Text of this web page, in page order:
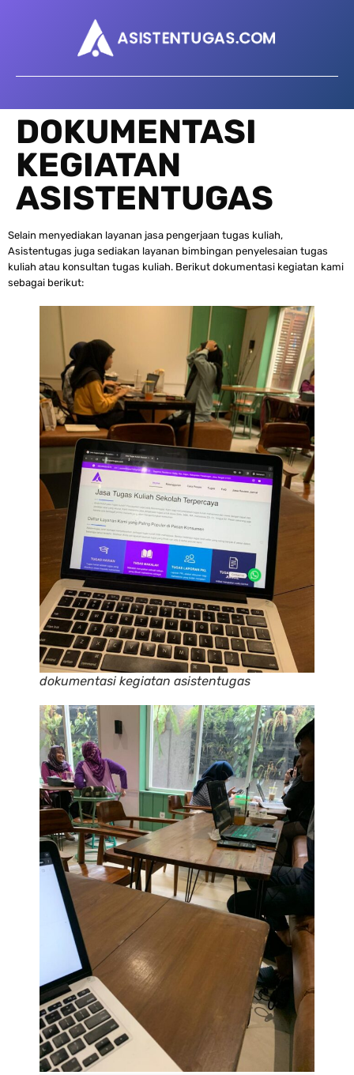
DOKUMENTASI
KEGIATAN
ASISTENTUGAS
Selain menyediakan layanan jasa pengerjaan tugas kuliah,
Asistentugas juga sediakan layanan bimbingan penyelesaian tugas
kuliah atau konsultan tugas kuliah. Berikut dokumentasi kegiatan kami
sebagai berikut:
dokumentasi kegiatan asistentugas